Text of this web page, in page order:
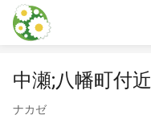
本文に飛ぶ
中瀬;八幡町付近
ナカゼ